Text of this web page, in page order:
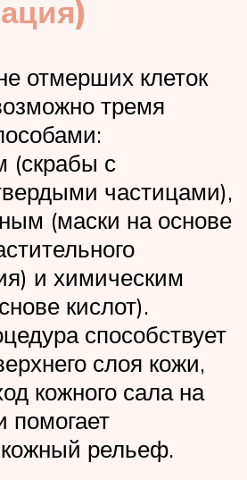
отмерших клеток
тремя
(скрабы с
частицами),
(маски на основе
и химическим
кислот).
способствует
слоя кожи,
кожного сала на
помогает
рельеф.